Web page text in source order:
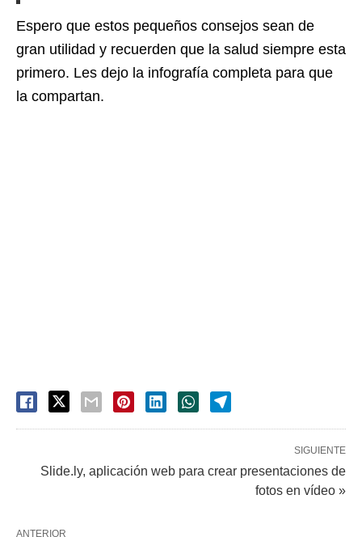
Espero que estos pequeños consejos sean de
gran utilidad y recuerden que la salud siempre esta
primero. Les dejo la infografía completa para que
la compartan.
SIGUIENTE
Slide.ly, aplicación web para crear presentaciones de
fotos en vídeo »
ANTERIOR